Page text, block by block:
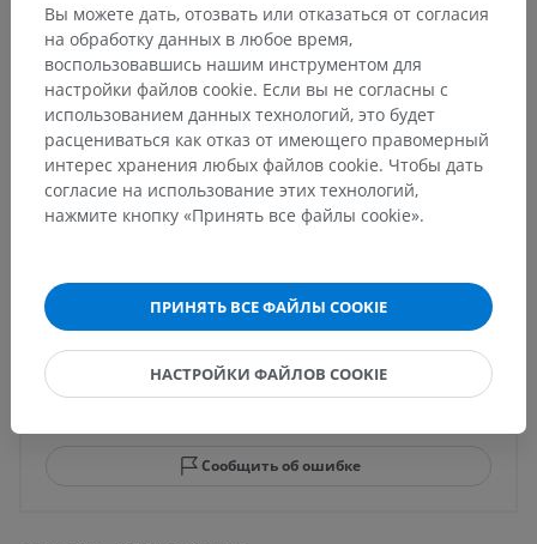
относящихся к этой части тела
Сравнительная анатомия человека
Заметили ошибку?
Не стесняйтесь предложить поправку, свою версию
Сообщить об ошибке
Вы можете дать, отозвать или отказаться от согласия
на обработку данных в любое время,
воспользовавшись нашим инструментом для
настройки файлов cookie. Если вы не согласны с
использованием данных технологий, это будет
расцениваться как отказ от имеющего правомерный
интерес хранения любых файлов cookie. Чтобы дать
согласие на использование этих технологий,
нажмите кнопку «Принять все файлы cookie».
ПРИНЯТЬ ВСЕ ФАЙЛЫ COOKIE
НАСТРОЙКИ ФАЙЛОВ COOKIE